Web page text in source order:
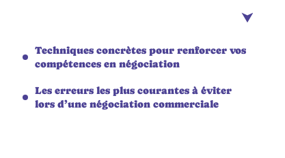
Techniques concrètes pour renforcer vos
compétences en négociation
Les erreurs les plus courantes à éviter
lors d’une négociation commerciale